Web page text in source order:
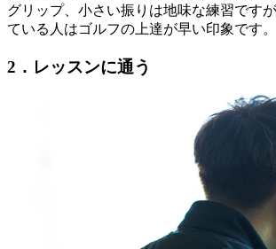
グリップ、小さい振りは地味な練習です
ている人はゴルフの上達が早い印象です。
2．レッスンに通う